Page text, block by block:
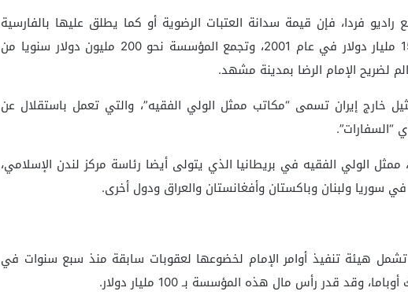
فردا، فإن قيمة سدانة العتبات الرضوية أو كما يطلق عليها بالفارسية
“آستان قدس رضوي”، بلغت نحو 15 مليار دولار في عام 2001، وتجمع المؤسسة نحو 200 مليون دولار سنويا من
لضريح الإمام الرضا بمدينة مشهد.
خارج إيران تسمى “مكاتب ممثل الولي الفقيه”، والتي تعمل باستقلال عن
“السفارات”.
ممثل الولي الفقيه في بريطانيا الذي يتولى أيضا رئاسة مركز لندن الإسلامي،
سوريا ولبنان وباكستان وأفغانستان والعراق ودول أخرى.
هيئة تنفيذ أوامر الإمام لخضوعها لعقوبات سابقة منذ سبع سنوات في
وقد قدر رأس مال هذه المؤسسة بـ 100 مليار دولار.